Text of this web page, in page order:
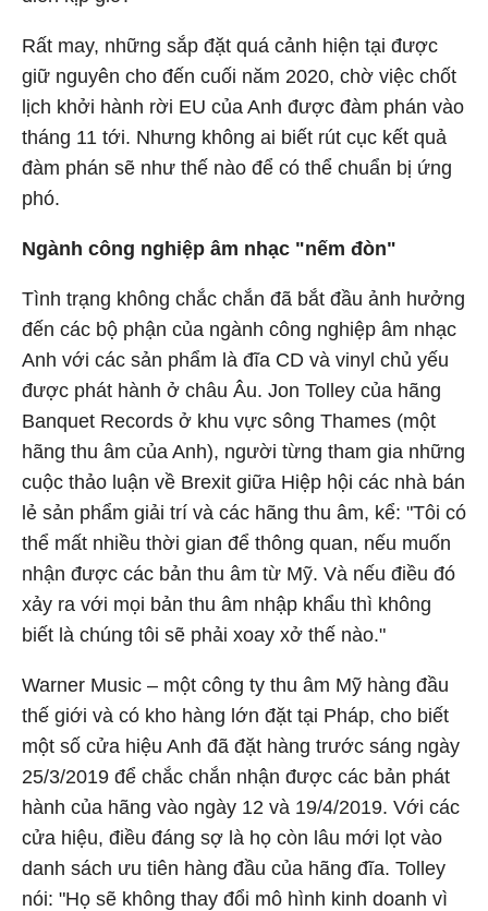
Rất may, những sắp đặt quá cảnh hiện tại được
giữ nguyên cho đến cuối năm 2020, chờ việc chốt
lịch khởi hành rời EU của Anh được đàm phán vào
tháng 11 tới. Nhưng không ai biết rút cục kết quả
đàm phán sẽ như thế nào để có thể chuẩn bị ứng
phó.
Ngành công nghiệp âm nhạc "nếm đòn"
Tình trạng không chắc chắn đã bắt đầu ảnh hưởng
đến các bộ phận của ngành công nghiệp âm nhạc
Anh với các sản phẩm là đĩa CD và vinyl chủ yếu
được phát hành ở châu Âu. Jon Tolley của hãng
Banquet Records ở khu vực sông Thames (một
hãng thu âm của Anh), người từng tham gia những
cuộc thảo luận về Brexit giữa Hiệp hội các nhà bán
lẻ sản phẩm giải trí và các hãng thu âm, kể: "Tôi có
thể mất nhiều thời gian để thông quan, nếu muốn
nhận được các bản thu âm từ Mỹ. Và nếu điều đó
xảy ra với mọi bản thu âm nhập khẩu thì không
biết là chúng tôi sẽ phải xoay xở thế nào."
Warner Music – một công ty thu âm Mỹ hàng đầu
thế giới và có kho hàng lớn đặt tại Pháp, cho biết
một số cửa hiệu Anh đã đặt hàng trước sáng ngày
25/3/2019 để chắc chắn nhận được các bản phát
hành của hãng vào ngày 12 và 19/4/2019. Với các
cửa hiệu, điều đáng sợ là họ còn lâu mới lọt vào
danh sách ưu tiên hàng đầu của hãng đĩa. Tolley
nói: "Họ sẽ không thay đổi mô hình kinh doanh vì